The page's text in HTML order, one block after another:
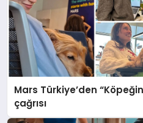
Mars Türkiye’den
çağrısı